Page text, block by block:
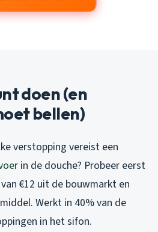
doen (en
bellen)
verstopping vereist een
in de douche? Probeer eerst
€12 uit de bouwmarkt en
Werkt in 40% van de
in het sifon.